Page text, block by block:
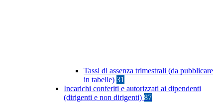
Tassi di assenza trimestrali (da pubblicare
in tabelle) 31
Incarichi conferiti e autorizzati ai dipendenti
(dirigenti e non dirigenti) 87